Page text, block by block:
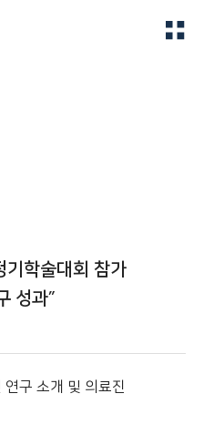
기학술대회 참가
성과”
구 소개 및 의료진